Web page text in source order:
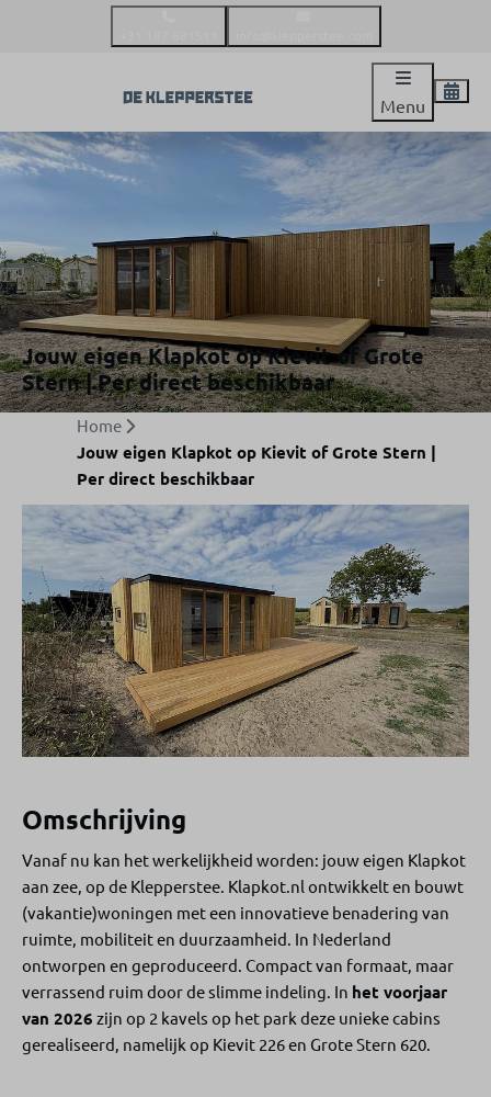
Menu
Jouw eigen Klapkot op Kievit of Grote
Stern | Per direct beschikbaar
Home
Jouw eigen Klapkot op Kievit of Grote Stern |
Per direct beschikbaar
Omschrijving
Vanaf nu kan het werkelijkheid worden: jouw eigen Klapkot
aan zee, op de Klepperstee. Klapkot.nl ontwikkelt en bouwt
(vakantie)woningen met een innovatieve benadering van
ruimte, mobiliteit en duurzaamheid. In Nederland
ontworpen en geproduceerd. Compact van formaat, maar
verrassend ruim door de slimme indeling. In het voorjaar
van 2026 zijn op 2 kavels op het park deze unieke cabins
gerealiseerd, namelijk op Kievit 226 en Grote Stern 620.